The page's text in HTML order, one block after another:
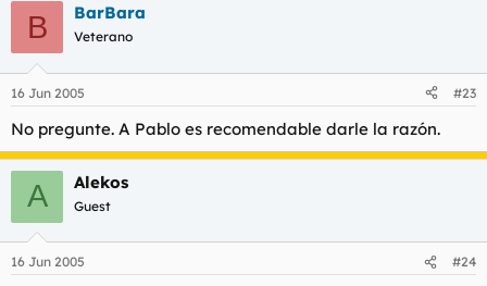
B BarBara
Veterano
16 Jun 2005 #23
No pregunte. A Pablo es recomendable darle la razón.
A Alekos
Guest
16 Jun 2005 #24